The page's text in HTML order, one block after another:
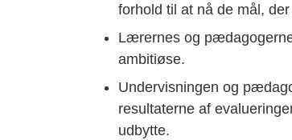
forhold til at nå de mål,
Lærernes og
ambitiøse.
Undervisningen og
resultaterne af
udbytte.